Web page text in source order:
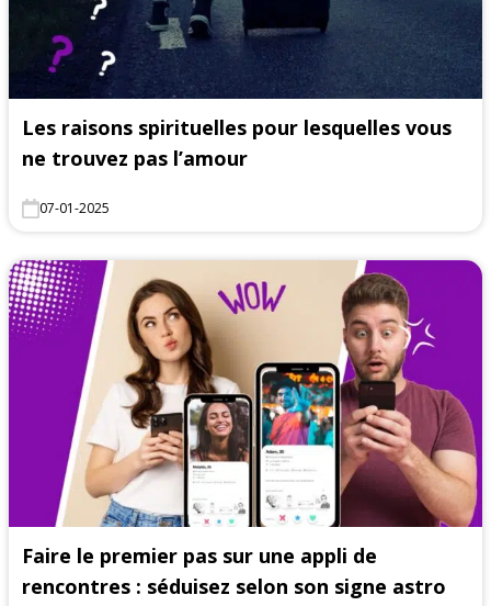
Les raisons spirituelles pour lesquelles vous
ne trouvez pas l’amour
07-01-2025
Faire le premier pas sur une appli de
rencontres : séduisez selon son signe astro